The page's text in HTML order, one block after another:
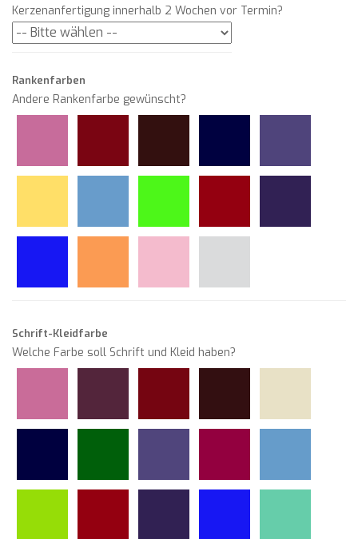
Kerzenanfertigung innerhalb 2 Wochen vor Termin?
Rankenfarben
Andere Rankenfarbe gewünscht?
Schrift-Kleidfarbe
Welche Farbe soll Schrift und Kleid haben?